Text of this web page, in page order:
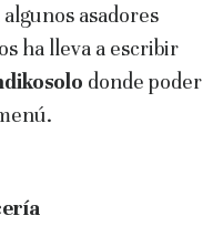
asadores
ha lleva a escribir
donde poder